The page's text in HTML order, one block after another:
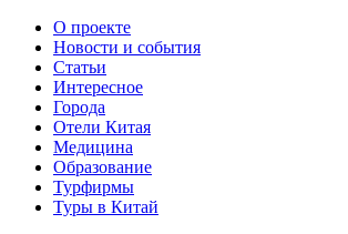
О проекте
Новости и события
Статьи
Интересное
Города
Отели Китая
Медицина
Образование
Турфирмы
Туры в Китай